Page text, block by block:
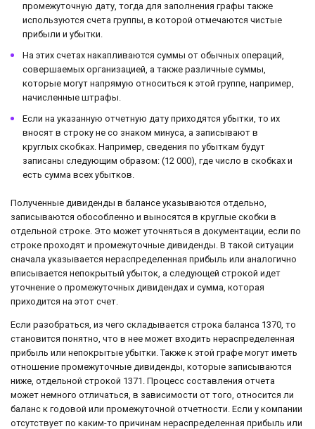
промежуточную дату, тогда для заполнения графы также
используются счета группы, в которой отмечаются чистые
прибыли и убытки.
На этих счетах накапливаются суммы от обычных операций,
совершаемых организацией, а также различные суммы,
которые могут напрямую относиться к этой группе, например,
начисленные штрафы.
Если на указанную отчетную дату приходятся убытки, то их
вносят в строку не со знаком минуса, а записывают в
круглых скобках. Например, сведения по убыткам будут
записаны следующим образом: (12 000), где число в скобках и
есть сумма всех убытков.
Полученные дивиденды в балансе указываются отдельно,
записываются обособленно и выносятся в круглые скобки в
отдельной строке. Это может уточняться в документации, если по
строке проходят и промежуточные дивиденды. В такой ситуации
сначала указывается нераспределенная прибыль или аналогично
вписывается непокрытый убыток, а следующей строкой идет
уточнение о промежуточных дивидендах и сумма, которая
приходится на этот счет.
Если разобраться, из чего складывается строка баланса 1370, то
становится понятно, что в нее может входить нераспределенная
прибыль или непокрытые убытки. Также к этой графе могут иметь
отношение промежуточные дивиденды, которые записываются
ниже, отдельной строкой 1371. Процесс составления отчета
может немного отличаться, в зависимости от того, относится ли
баланс к годовой или промежуточной отчетности. Если у компании
отсутствует по каким-то причинам нераспределенная прибыль или